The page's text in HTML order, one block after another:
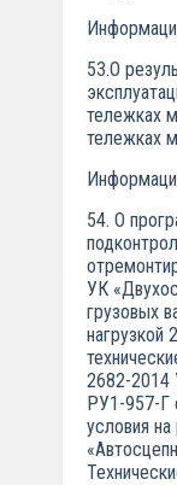
53.О
тележках
тележках
54. О
УК
грузовых
нагрузкой
2682-2014
РУ1-957-Г
условия